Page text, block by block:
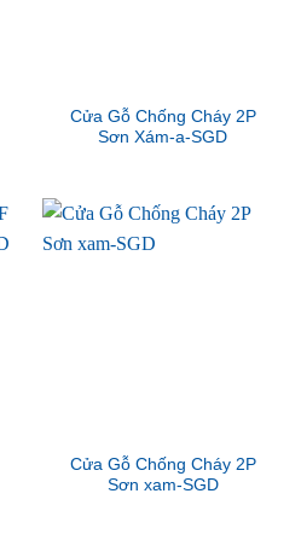
Cửa Gỗ Chống Cháy 2P
Sơn Xám-a-SGD
Cửa Gỗ Chống Cháy 2P
Sơn xam-SGD